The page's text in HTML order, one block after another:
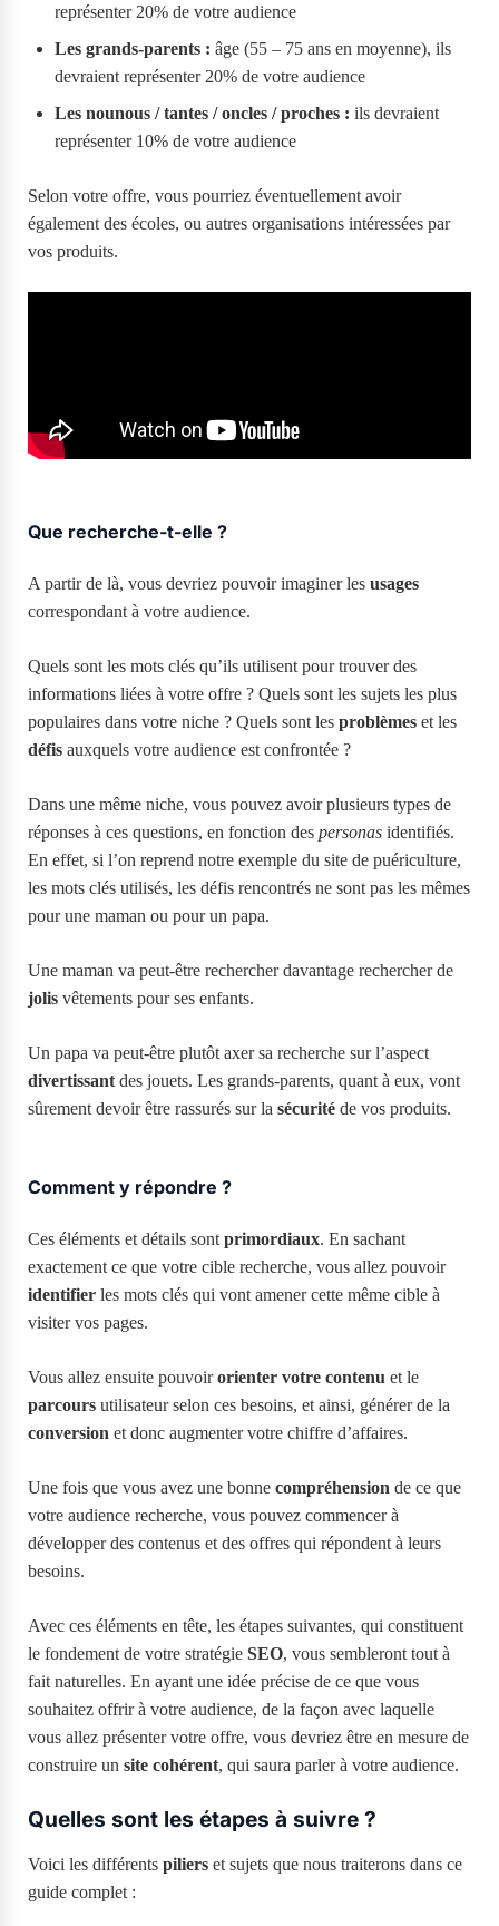
représenter 20% de votre audience
Les grands-parents : âge (55 – 75 ans en moyenne), ils
devraient représenter 20% de votre audience
Les nounous / tantes / oncles / proches : ils devraient
représenter 10% de votre audience
Selon votre offre, vous pourriez éventuellement avoir
également des écoles, ou autres organisations intéressées par
vos produits.
Que recherche-t-elle ?
A partir de là, vous devriez pouvoir imaginer les usages
correspondant à votre audience.
Quels sont les mots clés qu’ils utilisent pour trouver des
informations liées à votre offre ? Quels sont les sujets les plus
populaires dans votre niche ? Quels sont les problèmes et les
défis auxquels votre audience est confrontée ?
Dans une même niche, vous pouvez avoir plusieurs types de
réponses à ces questions, en fonction des personas identifiés.
En effet, si l’on reprend notre exemple du site de puériculture,
les mots clés utilisés, les défis rencontrés ne sont pas les mêmes
pour une maman ou pour un papa.
Une maman va peut-être rechercher davantage rechercher de
jolis vêtements pour ses enfants.
Un papa va peut-être plutôt axer sa recherche sur l’aspect
divertissant des jouets. Les grands-parents, quant à eux, vont
sûrement devoir être rassurés sur la sécurité de vos produits.
Comment y répondre ?
Ces éléments et détails sont primordiaux. En sachant
exactement ce que votre cible recherche, vous allez pouvoir
identifier les mots clés qui vont amener cette même cible à
visiter vos pages.
Vous allez ensuite pouvoirorienter votre contenu et le
parcours utilisateur selon ces besoins, et ainsi, générer de la
conversion et donc augmenter votre chiffre d’affaires.
Une fois que vous avez une bonne compréhension de ce que
votre audience recherche, vous pouvez commencer à
développer des contenus et des offres qui répondent à leurs
besoins.
Avec ces éléments en tête, les étapes suivantes, qui constituent
le fondement de votre stratégie SEO, vous sembleront tout à
fait naturelles. En ayant une idée précise de ce que vous
souhaitez offrir à votre audience, de la façon avec laquelle
vous allez présenter votre offre, vous devriez être en mesure de
construire un site cohérent, qui saura parler à votre audience.
Quelles sont les étapes à suivre ?
Voici les différents piliers et sujets que nous traiterons dans ce
guide complet :